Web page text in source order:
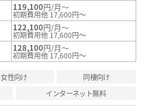
119,100円/月～
初期費用他 17,600円～
122,100円/月～
初期費用他 17,600円～
128,100円/月～
初期費用他 17,600円～
女性向け
同棲向け
インターネット無料